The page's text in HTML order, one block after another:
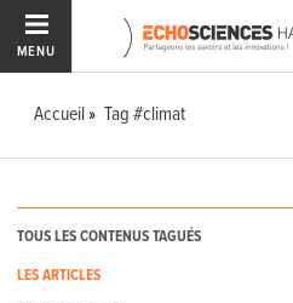
MENU
Accueil Tag #climat
TOUS LES CONTENUS TAGUÉS
LES ARTICLES